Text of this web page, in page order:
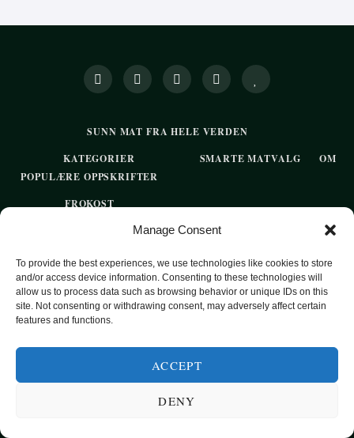
Manage Consent
To provide the best experiences, we use technologies like cookies to store
and/or access device information. Consenting to these technologies will
allow us to process data such as browsing behavior or unique IDs on this
site. Not consenting or withdrawing consent, may adversely affect certain
features and functions.
ACCEPT
DENY
SUNN MAT FRA HELE VERDEN
KATEGORIER
POPULÆRE OPPSKRIFTER
FROKOST
PASTA
SUPPER
EKSOTISKE SMAKER
SMARTE MATVALG OM